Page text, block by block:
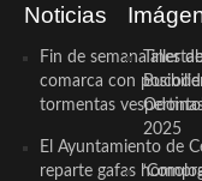
Noticias
Fin de semana
comarca con
tormentas
El Ayuntamiento de
reparte gafas
Taller
2025